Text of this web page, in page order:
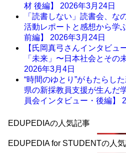
材 後編】 2026年3月24日
「読書しない」読書会、な
活動レポートと感想から学
前編】 2026年3月24日
【氏岡真弓さんインタビュ
「未来」〜日本社会とその
2026年3月4日
“時間のゆとり”がもたら
県の新採教員支援が生んだ
員会インタビュー・後編】
EDUPEDIAの人気記事
EDUPEDIA for STUDENTの人